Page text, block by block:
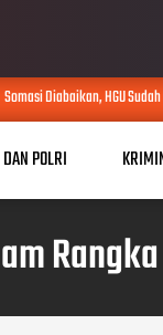
Habis! Ratusan Warga
POLRI